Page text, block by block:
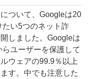
ついて、Googleは20
い5つのネット詐
しました。Googleは
ユーザーを保護して
ウェアの99.9％以上
す。中でも注意した